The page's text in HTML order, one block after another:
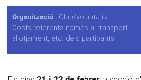
Organització : Club/voluntaris
Costs referents només al transport,
allotjament, etc. dels partipants.